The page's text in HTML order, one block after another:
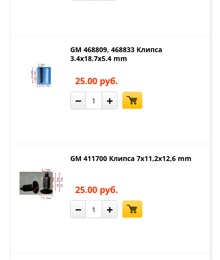
GM 468809, 468833 Клипса
3.4x18.7x5.4 mm
25.00 руб.
− +
GM 411700 Клипса 7x11,2x12,6 mm
25.00 руб.
− +